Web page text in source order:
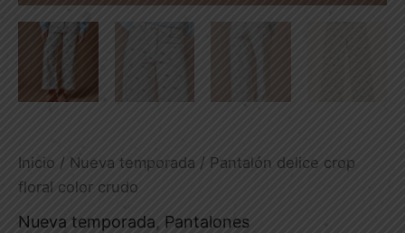
Inicio / Nueva temporada / Pantalón delice crop
floral color crudo
Nueva temporada, Pantalones